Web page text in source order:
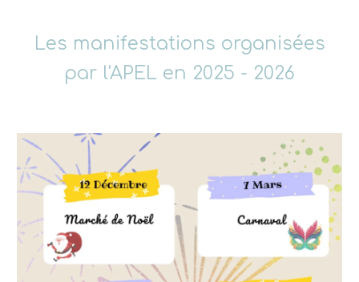
Les manifestations organisées
par l'APEL en 2025 - 2026